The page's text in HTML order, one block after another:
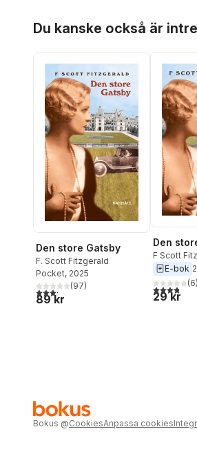
Du kanske också är
Den store Gatsby
F. Scott Fitzgerald
Pocket, 2025
3,2utav 5 stjärnor. Totalt antal röster:
(97)
89 kr
Den
F Scott
E-bok
3,8utav 5(6)
29 kr
Bokus @CookiesAnpassa cookies